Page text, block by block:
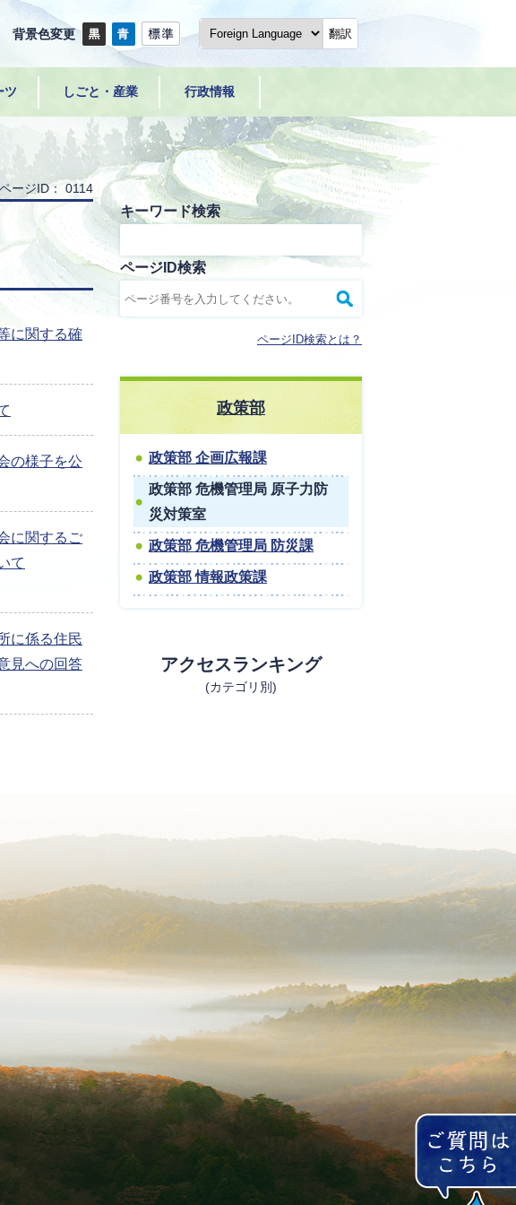
背景色変更 翻訳
ツ しごと・産業 行政情報
ページID： 0114
に関する確
の様子を公
に関するご
て
に係る住民
見への回答
キーワード検索
ページID検索
ページID検索とは？
政策部
政策部 企画広報課
政策部 危機管理局 原子力防
災対策室
政策部 危機管理局 防災課
政策部 情報政策課
アクセスランキング
(カテゴリ別)